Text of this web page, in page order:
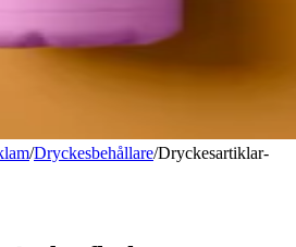
/Dryckesbehållare/Dryckesartiklar-